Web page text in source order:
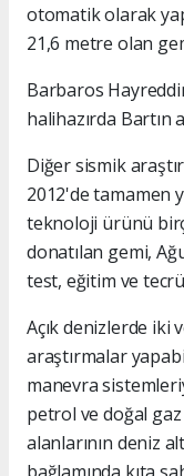
otomatik olarak
21,6 metre olan
Barbaros
halihazırda Bartın
Diğer sismik
2012'de tamamen
teknoloji ürünü
donatılan gemi,
test, eğitim ve
Açık denizlerde iki
araştırmalar
manevra
petrol ve doğal gaz
alanlarının deniz